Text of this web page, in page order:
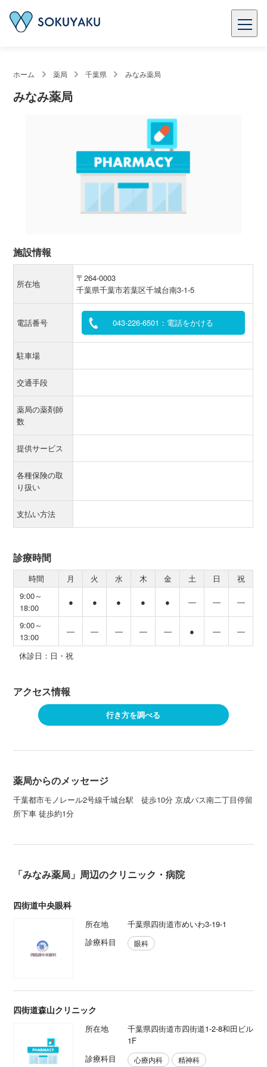
ホーム 薬局 千葉県 みなみ薬局
みなみ薬局
施設情報
所在地
〒264-0003
千葉県千葉市若葉区千城台南3-1-5
電話番号 043-226-6501：電話をかける
駐車場
交通手段
薬局の薬剤師
数
提供サービス
各種保険の取
り扱い
支払い方法
診療時間
時間 月 火 水 木 金 土 日
祝
9:00～
18:00
● ● ● ● ● ― ― ―
9:00～
13:00
― ― ― ― ― ● ― ―
休診日：日・祝
アクセス情報
行き方を調べる
薬局からのメッセージ
千葉都市モノレール2号線千城台駅 徒歩10分 京成バス南二丁目停留
所下車 徒歩約1分
「みなみ薬局」周辺のクリニック・病院
四街道中央眼科
所在地
千葉県四街道市めいわ3-19-1
診療科目
眼科
四街道森山クリニック
所在地
千葉県四街道市四街道1-2-8和田ビル
1F
診療科目
心療内科
精神科